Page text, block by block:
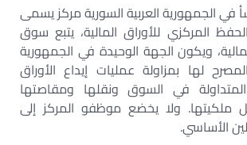
– 17 – ينشأ في الجمهورية العربية السورية مركز يسمى
المركزي للأوراق المالية، يتبع سوق
ويكون الجهة الوحيدة في الجمهورية
لها بمزاولة عمليات إيداع الأوراق
المتداولة في السوق ونقلها ومقاصتها
ملكيتها. ولا يخضع موظفو المركز إلى
الأساسي.